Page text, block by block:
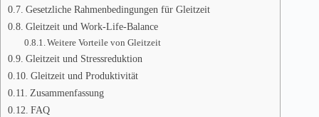
Gesetzliche Rahmenbedingungen für Gleitzeit
Gleitzeit und Work-Life-Balance
Weitere Vorteile von Gleitzeit
Gleitzeit und Stressreduktion
Gleitzeit und Produktivität
Zusammenfassung
FAQ